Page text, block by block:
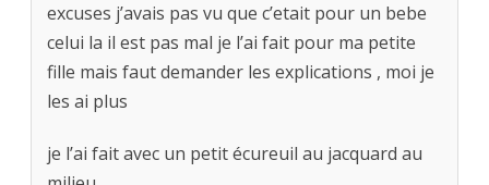
excuses j’avais pas vu que c’etait pour un bebe
celui la il est pas mal je l’ai fait pour ma petite
fille mais faut demander les explications , moi je
les ai plus
je l’ai fait avec un petit écureuil au jacquard au